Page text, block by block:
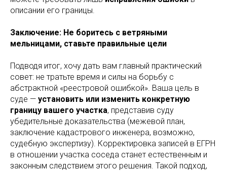
описании его границы.
Заключение: Не боритесь с ветряными
мельницами, ставьте правильные цели
Подводя итог, хочу дать вам главный практический
совет: не тратьте время и силы на борьбу с
абстрактной «реестровой ошибкой». Ваша цель в
суде — установить или изменить конкретную
границу вашего участка, представив суду
убедительные доказательства (межевой план,
заключение кадастрового инженера, возможно,
судебную экспертизу). Корректировка записей в ЕГРН
в отношении участка соседа станет естественным и
законным следствием этого решения. Такой подход,